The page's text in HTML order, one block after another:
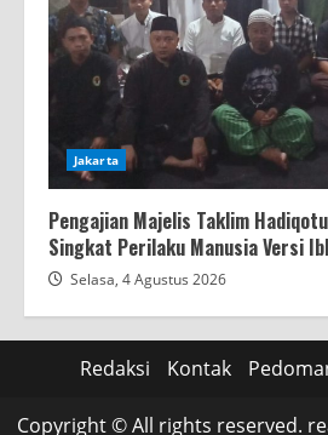
Jakarta
Pengajian Majelis Taklim
Singkat Perilaku Manusia Versi
Selasa, 4 Agustus 2026
Redaksi Kontak
Copyright © All rights reserved.